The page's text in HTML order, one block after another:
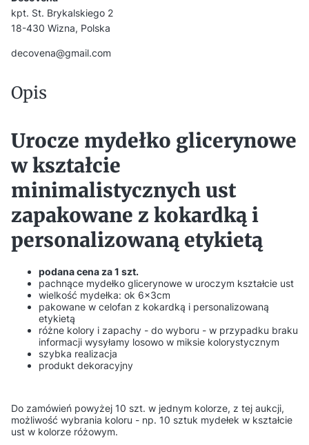
kpt. St. Brykalskiego 2
18-430 Wizna, Polska
decovena@gmail.com
Opis
Urocze mydełko glicerynowe
w kształcie
minimalistycznych ust
zapakowane z kokardką i
personalizowaną etykietą
podana cena za 1 szt.
pachnące mydełko glicerynowe w uroczym kształcie ust
wielkość mydełka: ok 6x3cm
pakowane w celofan z kokardką i personalizowaną
etykietą
różne kolory i zapachy - do wyboru - w przypadku braku
informacji wysyłamy losowo w miksie kolorystycznym
szybka realizacja
produkt dekoracyjny
Do zamówień powyżej 10 szt. w jednym kolorze, z tej aukcji,
możliwość wybrania koloru - np. 10 sztuk mydełek w kształcie
ust w kolorze różowym.